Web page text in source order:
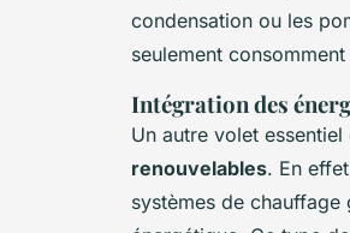
condensation ou les
seulement
Intégration des
Un autre volet
renouvelables. En
systèmes de